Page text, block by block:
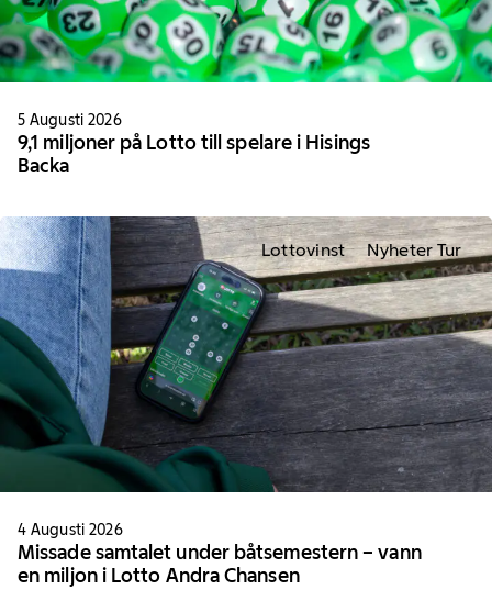
5 Augusti 2026
9,1 miljoner på Lotto till spelare i Hisings
Backa
Lottovinst Nyheter Tur
4 Augusti 2026
Missade samtalet under båtsemestern – vann
en miljon i Lotto Andra Chansen